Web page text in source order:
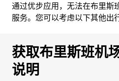
通过优步应用，无法在布里斯
服务。您可以考虑以下其他出
获取布里斯班机
说明